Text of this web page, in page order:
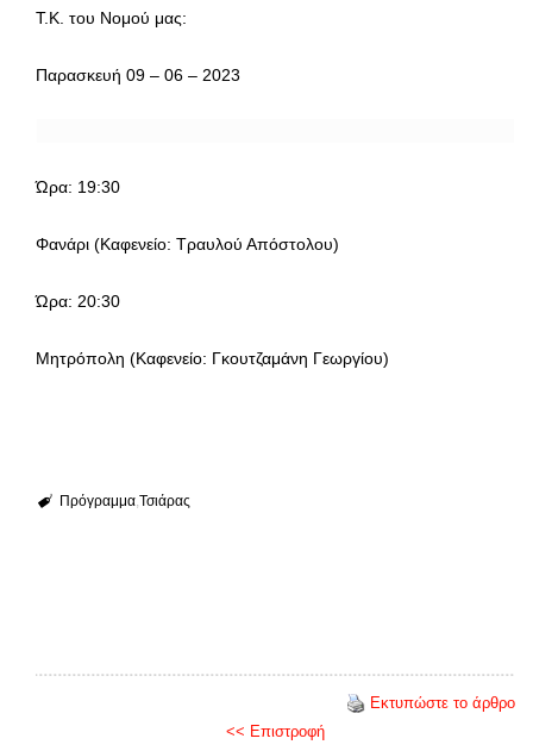
Τ.Κ. του Νομού μας:
Παρασκευή 09 – 06 – 2023
Ώρα: 19:30
Φανάρι (Καφενείο: Τραυλού Απόστολου)
Ώρα: 20:30
Μητρόπολη (Καφενείο: Γκουτζαμάνη Γεωργίου)
Πρόγραμμα Τσιάρας
Εκτυπώστε το άρθρο
<< Επιστροφή